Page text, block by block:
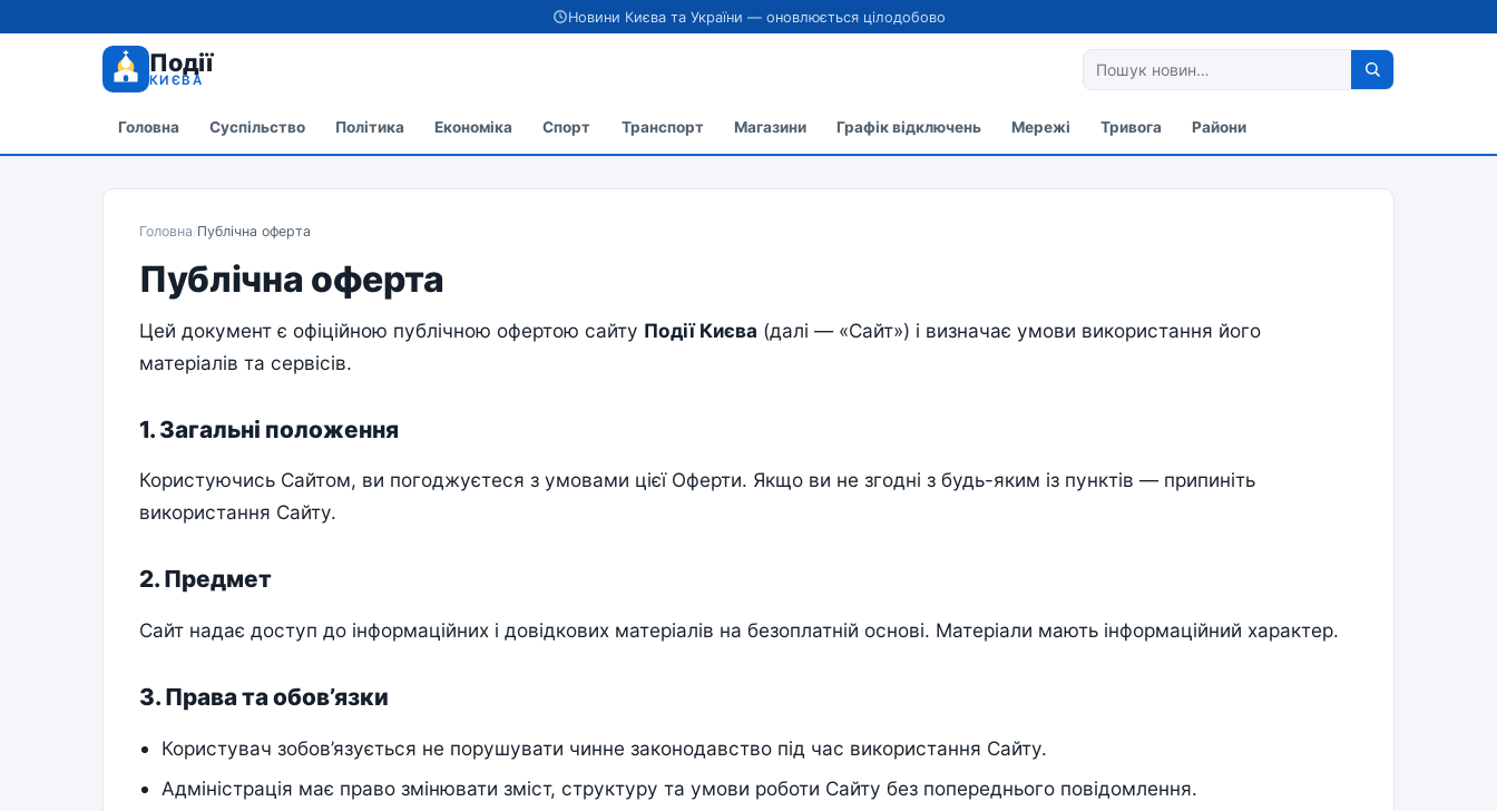
Новини Києва та України — оновлюється цілодобово
Події
КИЄВА
Головна Суспільство Політика Економіка Спорт Транспорт Магазини Графік відключень Мережі Тривога Райони
Головна/Публічна оферта
Публічна оферта
Цей документ є офіційною публічною офертою сайту Події Києва (далі — «Сайт») і визначає умови використання його
матеріалів та сервісів.
1. Загальні положення
Користуючись Сайтом, ви погоджуєтеся з умовами цієї Оферти. Якщо ви не згодні з будь-яким із пунктів — припиніть
використання Сайту.
2. Предмет
Сайт надає доступ до інформаційних і довідкових матеріалів на безоплатній основі. Матеріали мають інформаційний характер.
3. Права та обов’язки
Користувач зобов’язується не порушувати чинне законодавство під час використання Сайту.
Адміністрація має право змінювати зміст, структуру та умови роботи Сайту без попереднього повідомлення.